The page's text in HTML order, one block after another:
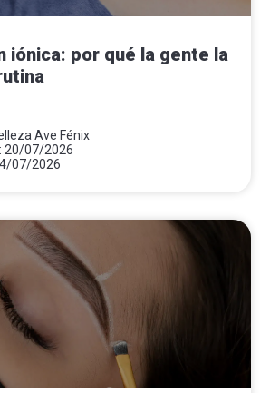
iónica: por qué la gente la
Ave Fénix
20/07/2026
07/2026